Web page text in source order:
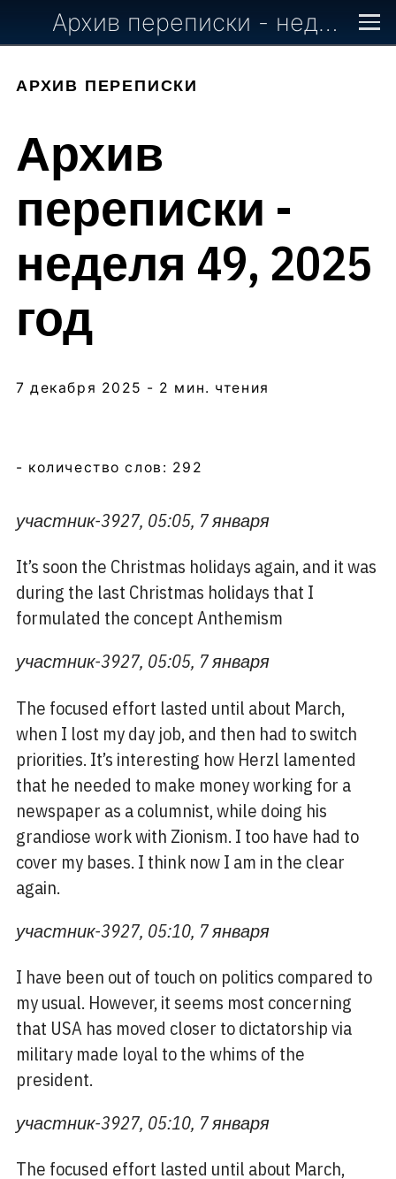
Архив переписки - неделя 49, 2025 год
АРХИВ ПЕРЕПИСКИ
Архив
переписки -
неделя 49, 2025
год
7 декабря 2025 - 2 мин. чтения
- количество слов: 292
участник-3927, 05:05, 7 января
It’s soon the Christmas holidays again, and it was
during the last Christmas holidays that I
formulated the concept Anthemism
участник-3927, 05:05, 7 января
The focused effort lasted until about March,
when I lost my day job, and then had to switch
priorities. It’s interesting how Herzl lamented
that he needed to make money working for a
newspaper as a columnist, while doing his
grandiose work with Zionism. I too have had to
cover my bases. I think now I am in the clear
again.
участник-3927, 05:10, 7 января
I have been out of touch on politics compared to
my usual. However, it seems most concerning
that USA has moved closer to dictatorship via
military made loyal to the whims of the
president.
участник-3927, 05:10, 7 января
The focused effort lasted until about March,